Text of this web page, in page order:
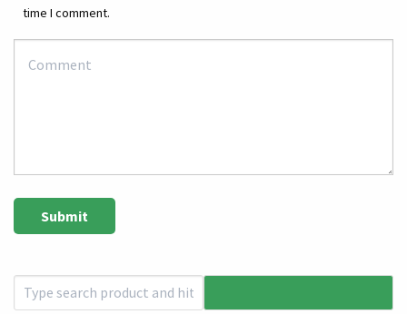
time I comment.